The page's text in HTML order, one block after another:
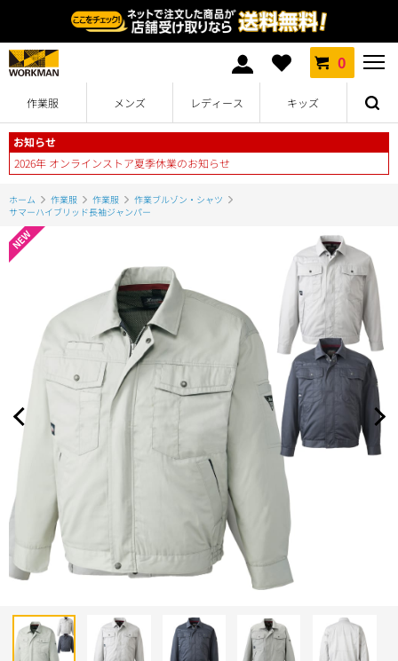
0
作業服 メンズ レディース キッズ
お知らせ
2026年 オンラインストア夏季休業のお知らせ
ホーム 作業服 作業服
作業ブルゾン・シャツ
サマーハイブリッド長袖ジャンパー